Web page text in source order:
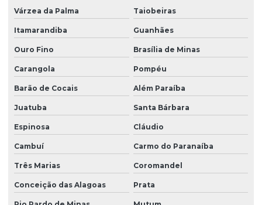
Várzea da Palma Taiobeiras
Itamarandiba Guanhães
Ouro Fino Brasília de Minas
Carangola Pompéu
Barão de Cocais Além Paraíba
Juatuba Santa Bárbara
Espinosa Cláudio
Cambuí Carmo do Paranaíba
Três Marias Coromandel
Conceição das Alagoas Prata